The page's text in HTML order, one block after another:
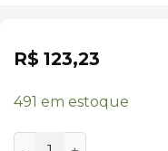
R$ 123,23
491 em estoque
Bateria Compatível